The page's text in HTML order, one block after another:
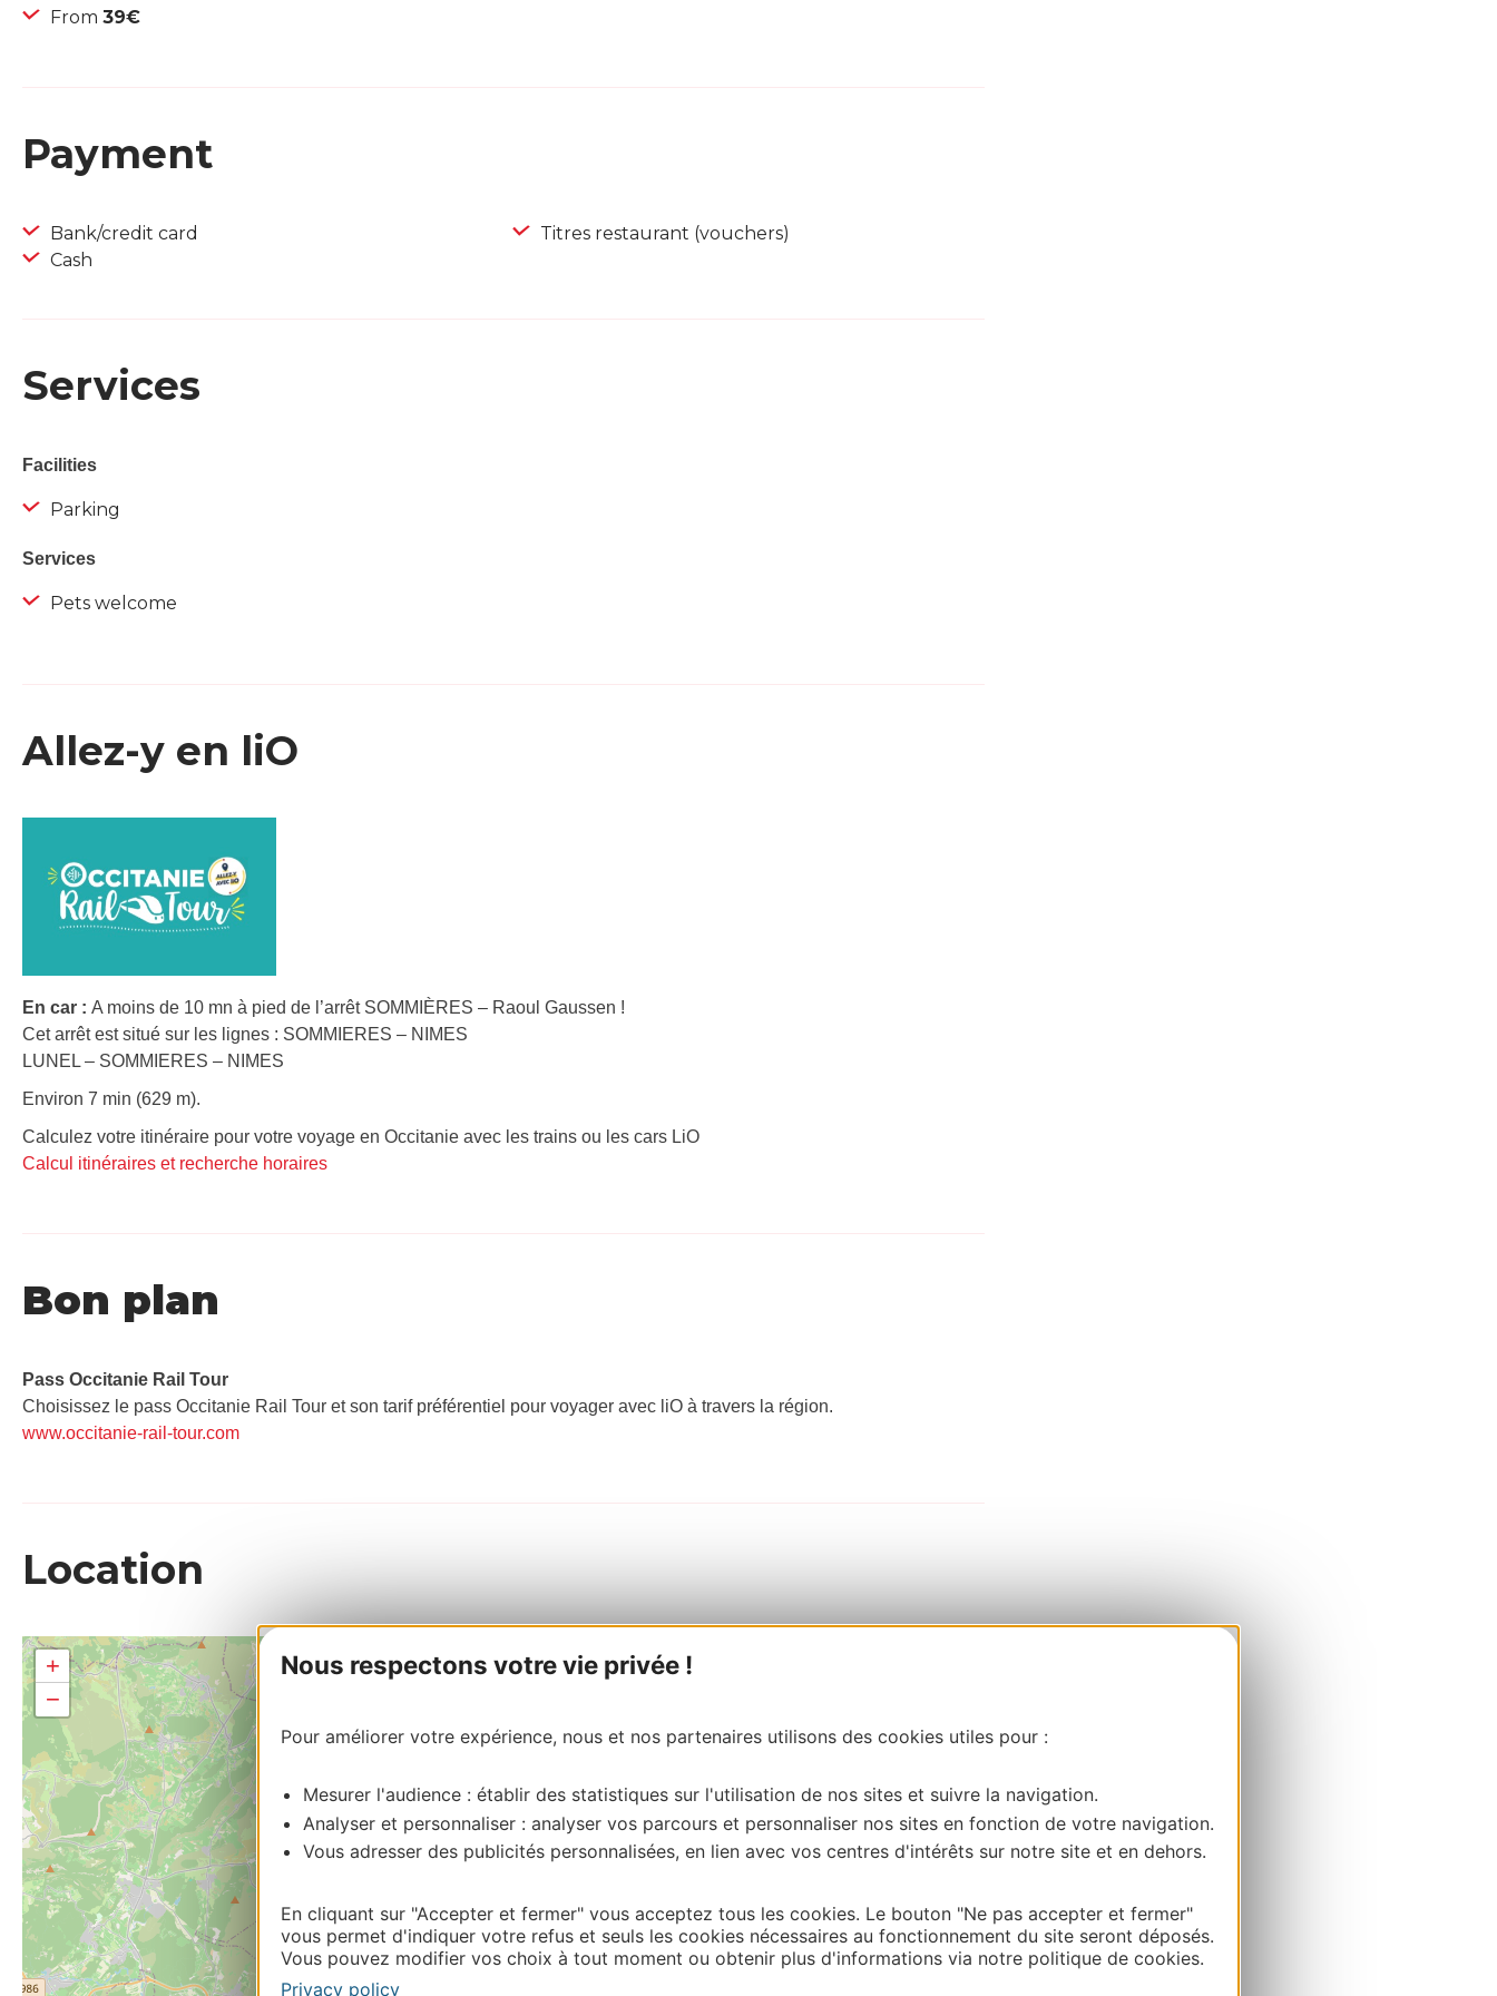
Nous respectons votre vie privée !
Pour améliorer votre expérience, nous et nos partenaires utilisons des cookies utiles pour :
Mesurer l'audience : établir des statistiques sur l'utilisation de nos sites et suivre la navigation.
Analyser et personnaliser : analyser vos parcours et personnaliser nos sites en fonction de votre navigation.
Vous adresser des publicités personnalisées, en lien avec vos centres d'intérêts sur notre site et en dehors.
En cliquant sur "Accepter et fermer" vous acceptez tous les cookies. Le bouton "Ne pas accepter et fermer"
vous permet d'indiquer votre refus et seuls les cookies nécessaires au fonctionnement du site seront déposés.
Vous pouvez modifier vos choix à tout moment ou obtenir plus d'informations via notre politique de cookies.
Privacy policy
From 39€
Payment
Bank/credit card
Cash
Titres restaurant (vouchers)
Services
Facilities
Parking
Services
Pets welcome
Allez-y en liO
En car : A moins de 10 mn à pied de l’arrêt SOMMIÈRES – Raoul Gaussen !
Cet arrêt est situé sur les lignes : SOMMIERES – NIMES
LUNEL – SOMMIERES – NIMES
Environ 7 min (629 m).
Calculez votre itinéraire pour votre voyage en Occitanie avec les trains ou les cars LiO
Calcul itinéraires et recherche horaires
Bon plan
Pass Occitanie Rail Tour​
Choisissez le pass Occitanie Rail Tour et son tarif préférentiel pour voyager avec liO à travers la région.
www.occitanie-rail-tour.com
Location
+
−